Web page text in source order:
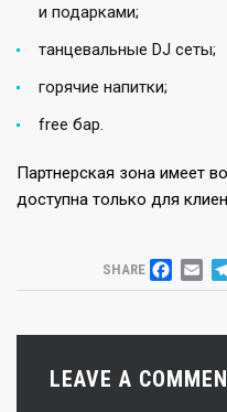
и подарками;
танцевальные DJ сеты;
горячие напитки;
free бар.
Партнерская зона имеет
доступна только для
SHARE
LEAVE A